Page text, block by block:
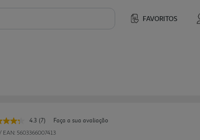
FAVORITOS
4.3 Leu
7
(7)
Faça a sua avaliação
EAN: 5603366007413